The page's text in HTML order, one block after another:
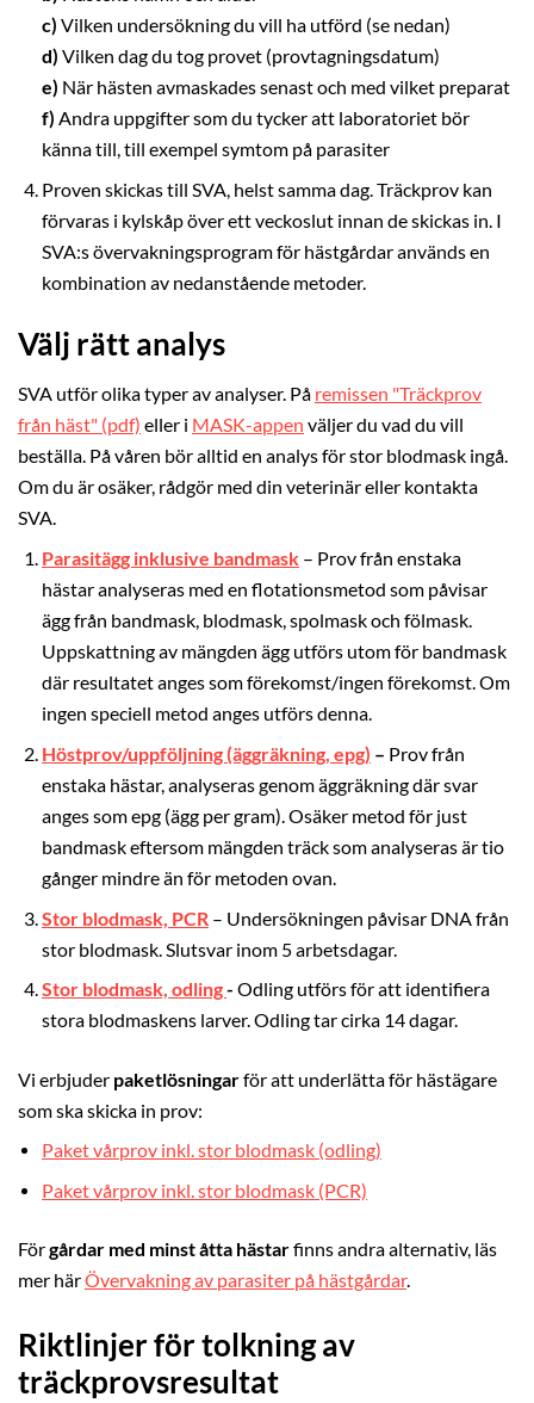
c) Vilken undersökning du vill ha utförd (se nedan)
d) Vilken dag du tog provet (provtagningsdatum)
e) När hästen avmaskades senast och med vilket preparat
f) Andra uppgifter som du tycker att laboratoriet bör
känna till, till exempel symtom på parasiter
Proven skickas till SVA, helst samma dag. Träckprov kan
förvaras i kylskåp över ett veckoslut innan de skickas in. I
SVA:s övervakningsprogram för hästgårdar används en
kombination av nedanstående metoder.
Välj rätt analys
SVA utför olika typer av analyser. På remissen "Träckprov
från häst" (pdf) eller i MASK-appen väljer du vad du vill
beställa. På våren bör alltid en analys för stor blodmask ingå.
Om du är osäker, rådgör med din veterinär eller kontakta
SVA.
Parasitägg inklusive bandmask – Prov från enstaka
hästar analyseras med en flotationsmetod som påvisar
ägg från bandmask, blodmask, spolmask och fölmask.
Uppskattning av mängden ägg utförs utom för bandmask
där resultatet anges som förekomst/ingen förekomst. Om
ingen speciell metod anges utförs denna.
Höstprov/uppföljning (äggräkning, epg) – Prov från
enstaka hästar, analyseras genom äggräkning där svar
anges som epg (ägg per gram). Osäker metod för just
bandmask eftersom mängden träck som analyseras är tio
gånger mindre än för metoden ovan.
Stor blodmask, PCR – Undersökningen påvisar DNA från
stor blodmask. Slutsvar inom 5 arbetsdagar.
Stor blodmask, odling- Odling utförs för att identifiera
stora blodmaskens larver. Odling tar cirka 14 dagar.
Vi erbjuder paketlösningarför att underlätta för hästägare
som ska skicka in prov:
Paket vårprov inkl. stor blodmask (odling)
Paket vårprov inkl. stor blodmask (PCR)
Förgårdar med minst åtta hästarfinns andra alternativ, läs
mer härÖvervakning av parasiter på hästgårdar.
Riktlinjer för tolkning av
träckprovsresultat